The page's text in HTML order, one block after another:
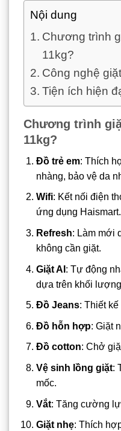
Nội dung
Chương trình
11kg?
Công nghệ
Tiện ích hiện
Chương trình
11kg?
Đồ trẻ em: Thích
nhàng, bảo vệ da
Wifi: Kết nối điện
ứng dụng Haismart.
Refresh: Làm mới
không cần giặt.
Giặt AI : Tự động
dựa trên khối
Đồ Jeans: Thiết
Đồ hỗn hợp: Giặt
Đồ cotton: Chở
Vệ sinh lồng giặt:
mốc.
Vắt: Tăng cường
Giặt nhẹ: Thích